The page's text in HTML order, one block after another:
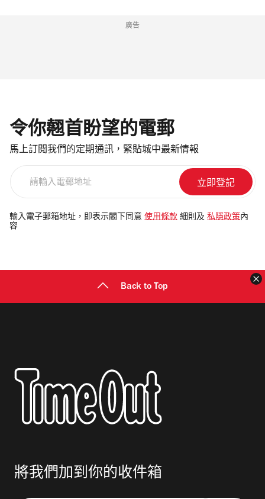
廣告
令你翹首盼望的電郵
馬上訂閱我們的定期通訊，緊貼城中最新情報
電
郵
輸入電子郵箱地址，即表示閣下同意 使用條款 細則及 私隱政策 內
容
Back to Top
將我們加到你的收件箱